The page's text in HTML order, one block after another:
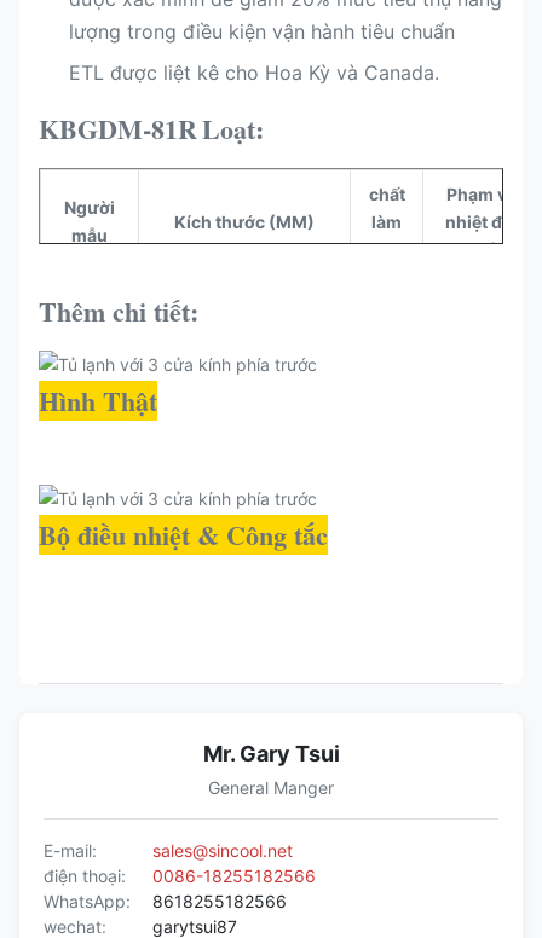
lượng trong điều kiện vận hành tiêu chuẩn
ETL được liệt kê cho Hoa Kỳ và Canada.​
KBGDM-81RLoạt:
Người
mẫu
Kích thước (MM)
chất
làm
lạnh
Phạm vi
nhiệt độ
(° C)
KBGDM-
81R
Thêm chi tiết:
Hình Thật
Bộ điều nhiệt & Công tắc
Mr. Gary Tsui
General Manger
E-mail:
sales@sincool.net
điện thoại:
0086-18255182566
WhatsApp:
8618255182566
wechat:
garytsui87